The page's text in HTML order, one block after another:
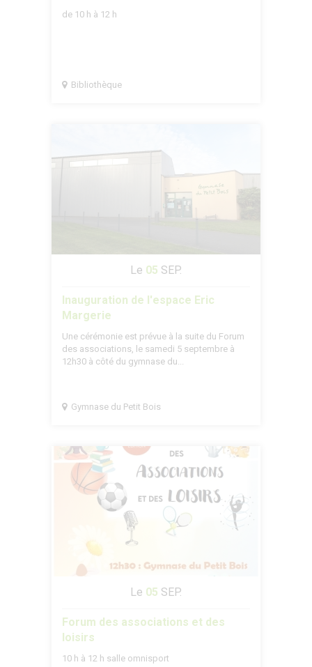
de 10 h à 12 h
Bibliothèque
Le 05 SEP.
Inauguration de l'espace Eric
Margerie
Une cérémonie est prévue à la suite du Forum
des associations, le samedi 5 septembre à
12h30 à côté du gymnase du...
Gymnase du Petit Bois
Le 05 SEP.
Forum des associations et des
loisirs
10 h à 12 h salle omnisport